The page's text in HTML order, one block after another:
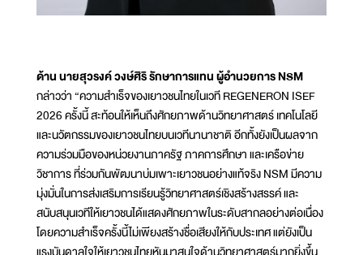
ด้าน นายสุวรงค์ วงษ์ศิริ รักษาการแทน ผู้อำนวยการ NSM
กล่าวว่า “ความสำเร็จของเยาวชนไทยในเวที REGENERON ISEF
2026 ครั้งนี้ สะท้อนให้เห็นถึงศักยภาพด้านวิทยาศาสตร์ เทคโนโลยี
และนวัตกรรมของเยาวชนไทยบนเวทีนานาชาติ อีกทั้งยังเป็นผลจาก
ความร่วมมือของหน่วยงานภาครัฐ ภาคการศึกษา และเครือข่าย
วิชาการ ที่ร่วมกันพัฒนาบ่มเพาะเยาวชนอย่างแท้จริง NSM มีความ
มุ่งมั่นในการส่งเสริมการเรียนรู้วิทยาศาสตร์เชิงสร้างสรรค์ และ
สนับสนุนเวทีให้เยาวชนได้แสดงศักยภาพในระดับสากลอย่างต่อเนื่อง
โดยความสำเร็จครั้งนี้ไม่เพียงสร้างชื่อเสียงให้กับประเทศ แต่ยังเป็น